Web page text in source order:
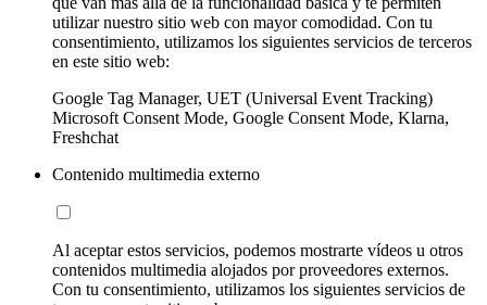
utilizar nuestro sitio web con mayor comodidad. Con tu
consentimiento, utilizamos los siguientes servicios de terceros
en este sitio web:
Google Tag Manager, UET (Universal Event Tracking)
Microsoft Consent Mode, Google Consent Mode, Klarna,
Freshchat
Contenido multimedia externo
Al aceptar estos servicios, podemos mostrarte vídeos u otros
contenidos multimedia alojados por proveedores externos.
Con tu consentimiento, utilizamos los siguientes servicios de